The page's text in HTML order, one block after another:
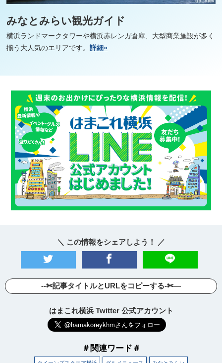
みなとみらい観光ガイド
横浜ランドマークタワーや横浜赤レンガ倉庫、大型商業施設が多く
揃う大人気のエリアです。詳細»
＼ この情報をシェアしよう！ ／
--✄記事タイトルとURLをコピーする-✄—
はまこれ横浜 Twitter 公式アカウント
＃関連ワード＃